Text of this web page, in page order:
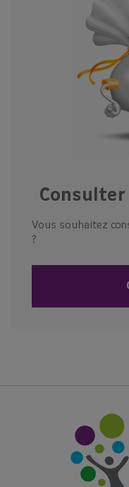
Le
Vous souhaitez
?